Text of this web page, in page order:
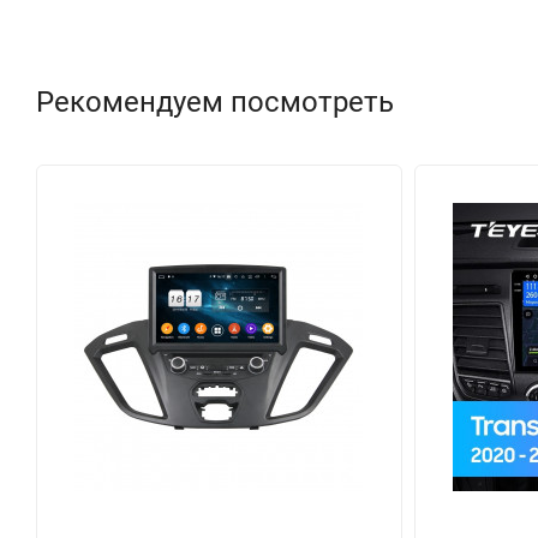
Рекомендуем посмотреть